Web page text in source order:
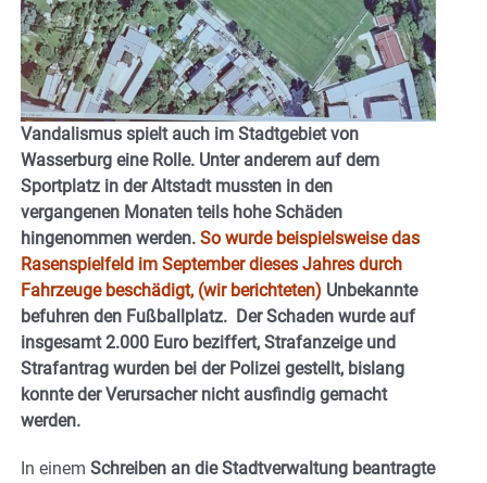
Vandalismus spielt auch im Stadtgebiet von
Wasserburg eine Rolle. Unter anderem auf dem
Sportplatz in der Altstadt mussten in den
vergangenen Monaten teils hohe Schäden
hingenommen werden. So wurde beispielsweise das
Rasenspielfeld im September dieses Jahres durch
Fahrzeuge beschädigt, (wir berichteten) Unbekannte
befuhren den Fußballplatz. Der Schaden wurde auf
insgesamt 2.000 Euro beziffert, Strafanzeige und
Strafantrag wurden bei der Polizei gestellt, bislang
konnte der Verursacher nicht ausfindig gemacht
werden.
In einem Schreiben an die Stadtverwaltung beantragte